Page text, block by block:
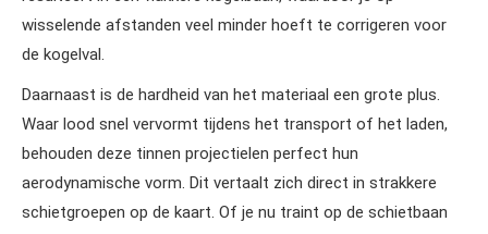
wisselende afstanden veel minder hoeft te corrigeren voor
de kogelval.
Daarnaast is de hardheid van het materiaal een grote plus.
Waar lood snel vervormt tijdens het transport of het laden,
behouden deze tinnen projectielen perfect hun
aerodynamische vorm. Dit vertaalt zich direct in strakkere
schietgroepen op de kaart. Of je nu traint op de schietbaan